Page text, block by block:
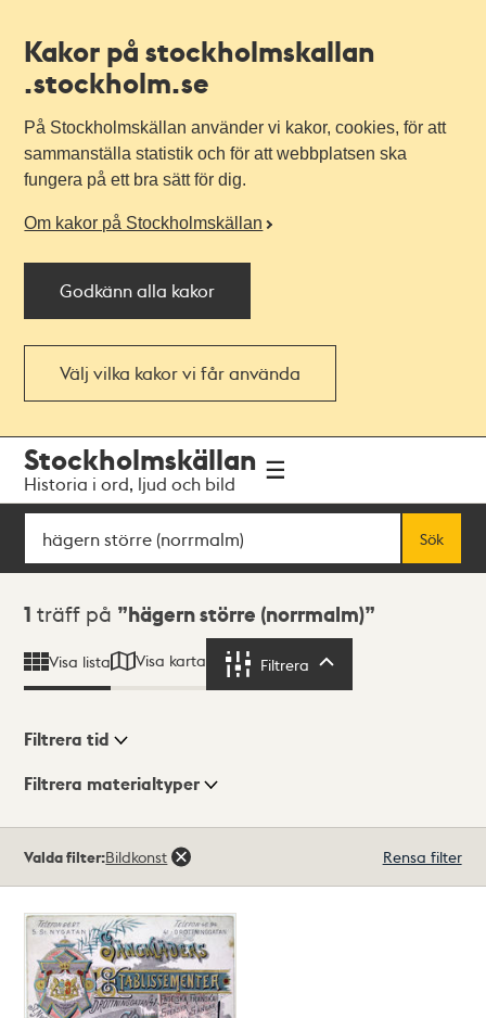
Kakor på stockholmskallan
.stockholm.se
På Stockholmskällan använder vi kakor, cookies, för att
sammanställa statistik och för att webbplatsen ska
fungera på ett bra sätt för dig.
Om kakor på Stockholmskällan
Godkänn alla kakor
Välj vilka kakor vi får använda
navigationen
huvudinnehållet
Stockholmskällan
Historia i ord, ljud och bild
Sök
Sök
Sökresultat
1 träff på hägern större (norrmalm)
Visa lista Visa karta Filtrera
Visningsläge
Filtrera tid
Filtrera materialtyper
träffar
Valda filter:Bildkonst Rensa filter